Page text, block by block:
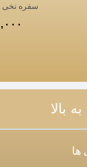
سفره نخی
بالا
ها